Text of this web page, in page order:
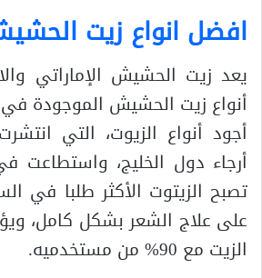
افضل انواع زيت
يعد زيت الحشيش الإماراتي
أنواع زيت الحشيش الموجودة
أجود أنواع الزيوت، التي
أرجاء دول الخليج، واستطاعت
تصبح الزيتوت الأكثر طلبا في
على علاج الشعر بشكل كامل،
الزيت مع 90% من مستخدميه.